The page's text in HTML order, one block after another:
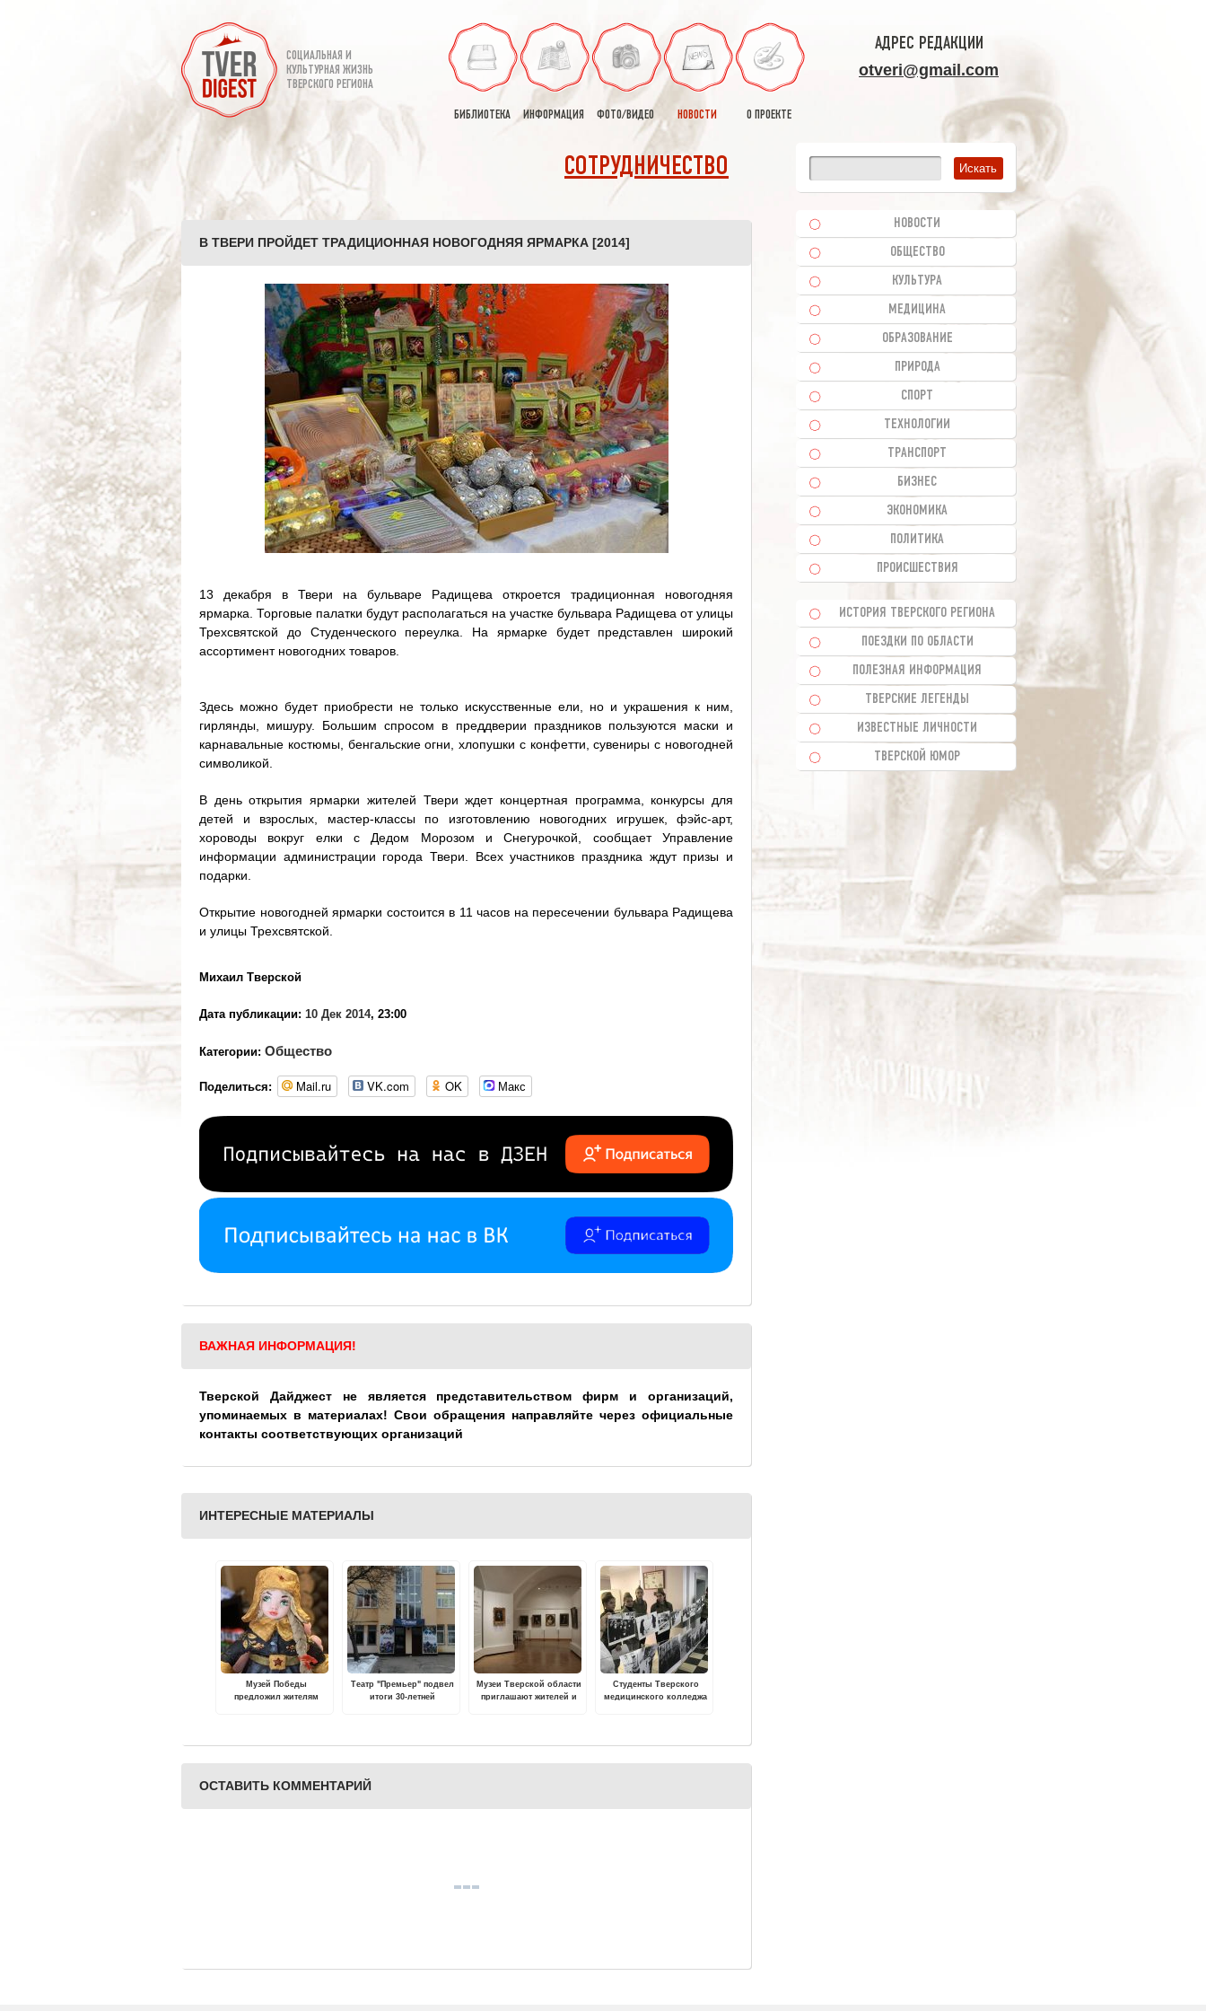
СОЦИАЛЬНАЯ И
КУЛЬТУРНАЯ ЖИЗНЬ
ТВЕРСКОГО РЕГИОНА
БИБЛИОТЕКА ИНФОРМАЦИЯ ФОТО/ВИДЕО НОВОСТИ О ПРОЕКТЕ
АДРЕС РЕДАКЦИИ
otveri@gmail.com
СОТРУДНИЧЕСТВО
В ТВЕРИ ПРОЙДЕТ ТРАДИЦИОННАЯ НОВОГОДНЯЯ ЯРМАРКА [2014]
13 декабря в Твери на бульваре Радищева откроется традиционная новогодняя
ярмарка. Торговые палатки будут располагаться на участке бульвара Радищева от улицы
Трехсвятской до Студенческого переулка. На ярмарке будет представлен широкий
ассортимент новогодних товаров.
Здесь можно будет приобрести не только искусственные ели, но и украшения к ним,
гирлянды, мишуру. Большим спросом в преддверии праздников пользуются маски и
карнавальные костюмы, бенгальские огни, хлопушки с конфетти, сувениры с новогодней
символикой.
В день открытия ярмарки жителей Твери ждет концертная программа, конкурсы для
детей и взрослых, мастер-классы по изготовлению новогодних игрушек, фэйс-арт,
хороводы вокруг елки с Дедом Морозом и Снегурочкой, сообщает Управление
информации администрации города Твери. Всех участников праздника ждут призы и
подарки.
Открытие новогодней ярмарки состоится в 11 часов на пересечении бульвара Радищева
и улицы Трехсвятской.
Михаил Тверской
Дата публикации: 10 Дек 2014, 23:00
Категории: Общество
Поделиться: Mail.ru VK.com OK Макс
ВАЖНАЯ ИНФОРМАЦИЯ!
Тверской Дайджест не является представительством фирм и организаций,
упоминаемых в материалах! Свои обращения направляйте через официальные
контакты соответствующих организаций
ИНТЕРЕСНЫЕ МАТЕРИАЛЫ
Музей Победы
предложил жителям
Театр "Премьер" подвел
итоги 30-летней
Музеи Тверской области
приглашают жителей и
Студенты Тверского
медицинского колледжа
ОСТАВИТЬ КОММЕНТАРИЙ
НОВОСТИ
ОБЩЕСТВО
КУЛЬТУРА
МЕДИЦИНА
ОБРАЗОВАНИЕ
ПРИРОДА
СПОРТ
ТЕХНОЛОГИИ
ТРАНСПОРТ
БИЗНЕС
ЭКОНОМИКА
ПОЛИТИКА
ПРОИСШЕСТВИЯ
ИСТОРИЯ ТВЕРСКОГО РЕГИОНА
ПОЕЗДКИ ПО ОБЛАСТИ
ПОЛЕЗНАЯ ИНФОРМАЦИЯ
ТВЕРСКИЕ ЛЕГЕНДЫ
ИЗВЕСТНЫЕ ЛИЧНОСТИ
ТВЕРСКОЙ ЮМОР